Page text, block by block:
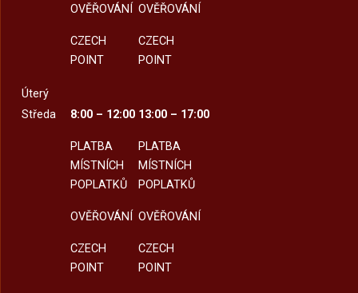
OVĚŘOVÁNÍ
CZECH
POINT
OVĚŘOVÁNÍ
CZECH
POINT
Úterý
Středa
8:00 – 12:00
PLATBA
MÍSTNÍCH
POPLATKŮ
OVĚŘOVÁNÍ
CZECH
POINT
13:00 – 17:00
PLATBA
MÍSTNÍCH
POPLATKŮ
OVĚŘOVÁNÍ
CZECH
POINT